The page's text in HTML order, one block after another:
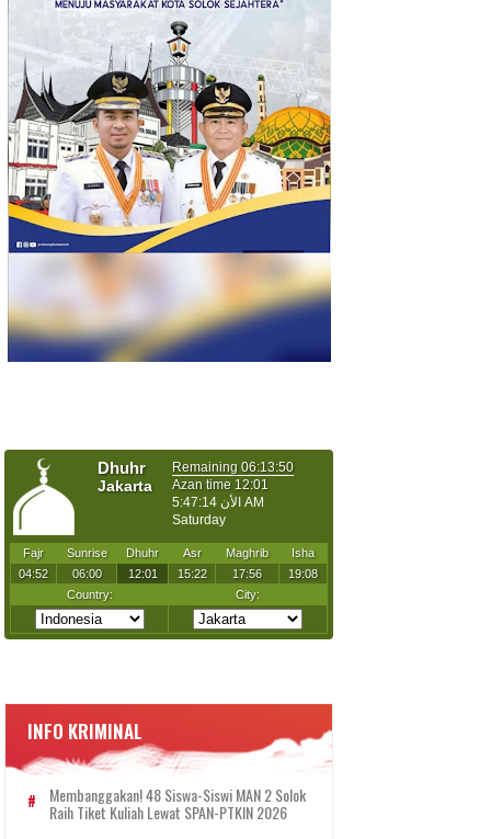
INFO KRIMINAL
Membanggakan! 48 Siswa-Siswi MAN 2 Solok
Raih Tiket Kuliah Lewat SPAN-PTKIN 2026